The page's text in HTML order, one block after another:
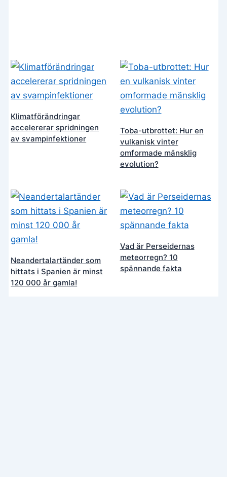
Klimatförändringar
accelererar spridningen
av svampinfektioner
Toba-utbrottet: Hur en
vulkanisk vinter
omformade mänsklig
evolution?
Neandertalartänder som
hittats i Spanien är minst
120 000 år gamla!
Vad är Perseidernas
meteorregn? 10
spännande fakta